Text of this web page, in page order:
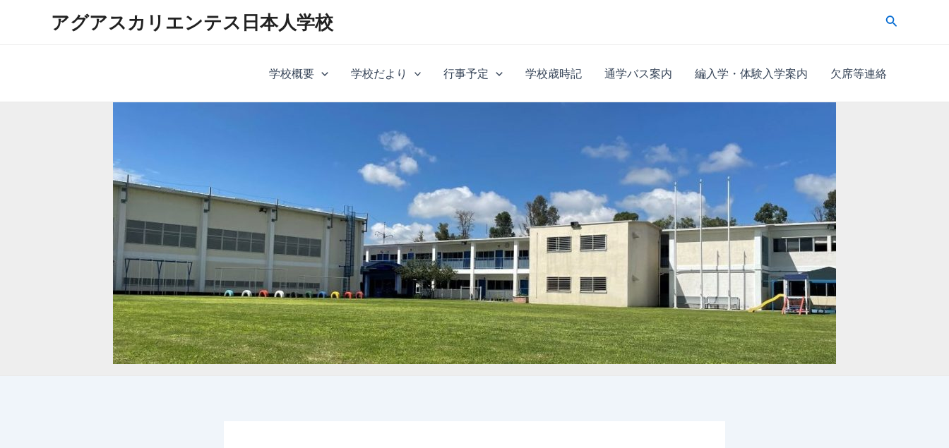
アグアスカリエンテス日本人学校
検
学校概要 学校だより 行事予定 学校歳時記 通学バス案内 編入学・体験入学案内 欠席等連絡